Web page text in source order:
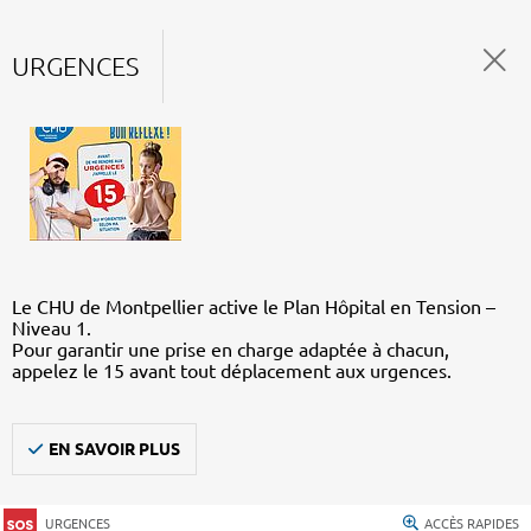
URGENCES
Le CHU de Montpellier active le Plan Hôpital en Tension –
Niveau 1.
Pour garantir une prise en charge adaptée à chacun,
appelez le 15 avant tout déplacement aux urgences.
EN SAVOIR PLUS
URGENCES ACCÈS RAPIDES